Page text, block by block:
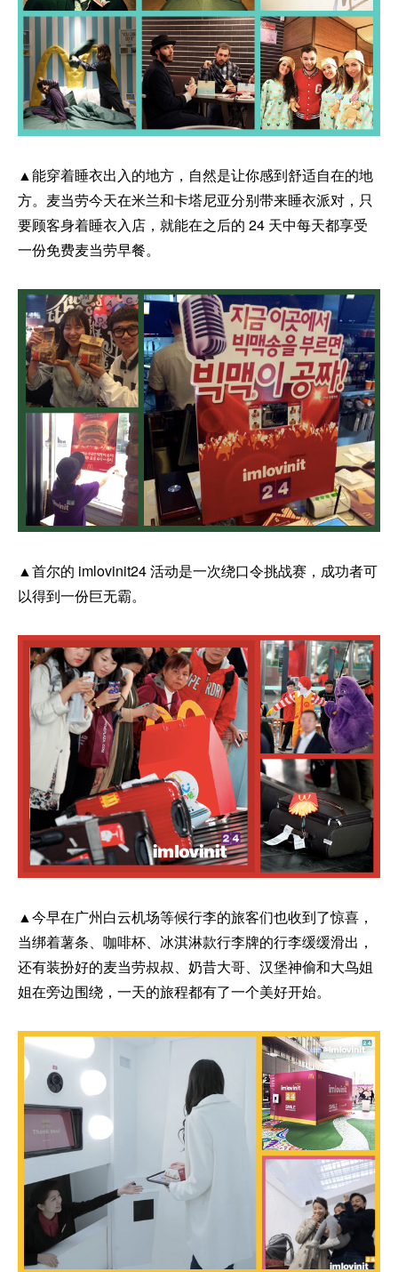
▲能穿着睡衣出入的地方，自然是让你感到舒适自在的地
方。麦当劳今天在米兰和卡塔尼亚分别带来睡衣派对，只
要顾客身着睡衣入店，就能在之后的 24 天中每天都享受
一份免费麦当劳早餐。
▲首尔的 imlovinit24 活动是一次绕口令挑战赛，成功者可
以得到一份巨无霸。
▲今早在广州白云机场等候行李的旅客们也收到了惊喜，
当绑着薯条、咖啡杯、冰淇淋款行李牌的行李缓缓滑出，
还有装扮好的麦当劳叔叔、奶昔大哥、汉堡神偷和大鸟姐
姐在旁边围绕，一天的旅程都有了一个美好开始。